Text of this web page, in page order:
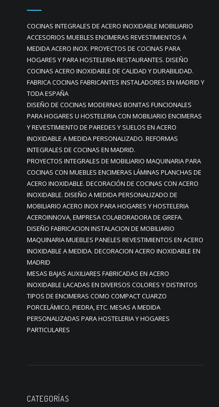
COCINAS INTEGRALES DE ACERO INOXIDABLE MOBILIARIO
ACCESORIOS MUEBLES ENCIMERAS REVESTIMIENTOS A
MEDIDA ACERO INOX. PROYECTOS DE COCINAS PARA
HOGARES Y PARA HOSTELERIA RESTAURANTES. DISEÑO
COCINAS ACERO INOXIDABLE DE CALIDAD Y DURABILIDAD.
FABRICA COCINAS FABRICANTES INSTALADORES EN MADRID Y
TODA ESPAÑA
DISEÑO DE COCINAS MODERNAS BONITAS FUNCIONALES
PARA HOGARES U HOSTELERIA CON MOBILIARIO ENCIMERAS
Y REVESTIMIENTO DE PAREDES Y SUELOS EN ACERO
INOXIDABLE A MEDIDA PERSONALIZADO. REFORMAS
INTEGRALES DE COCINAS EN MADRID.
PROYECTOS INTEGRALES DE MOBILIARIO MAQUINARIA PARA
COCINAS CON MUEBLES ENCIMERAS LÁMINAS PLANCHAS DE
ACERO INOXIDABLE. DECORACIÓN DE COCINAS CON ACERO
INOXIDABLE. DISEÑO A MEDIDA PERSONALIZADO DE
MOBILIARIO ACERO INOX PARA HOGARES Y HOSTELERIA
ACEROINNOVA, EMPRESA COLABORADORA DE GREFA.
DISEÑO FABRICACION INSTALACION DE MOBILIARIO
MAQUINARIA MUEBLES PANELES REVESTIMIENTOS EN ACERO
INOXIDABLE A MEDIDA. DECORACION ACERO INOXIDABLE EN
MADRID
MESAS BAJAS AUXILIARES FABRICADAS EN ACERO
INOXIDABLE LACADAS EN DIVERSOS COLORES Y DISTINTOS
TIPOS DE ENCIMERAS COMO COMPACT CUARZO
PORCELÁMICO, PIEDRA, ETC. MESAS A MEDIDA
PERSONALIZADAS PARA HOSTELERIA Y HOGARES
PARTICULARES
CATEGORÍAS